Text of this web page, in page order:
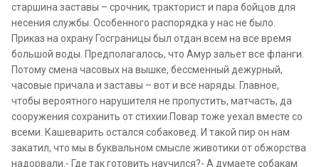
старшина заставы – срочник, тракторист и пара бойцов для
несения службы. Особенного распорядка у нас не было.
Приказ на охрану Госграницы был отдан всем на все время
большой воды. Предполагалось, что Амур зальет все фланги.
Потому смена часовых на вышке, бессменный дежурный,
часовые причала и заставы – вот и все наряды. Главное,
чтобы вероятного нарушителя не пропустить, матчасть, да
сооружения сохранить от стихии.Повар тоже уехал вместе со
всеми. Кашеварить остался собаковед. И такой пир он нам
закатил, что мы в буквальном смысле животики от обжорства
надорвали.- Где так готовить научился?- А думаете собакам